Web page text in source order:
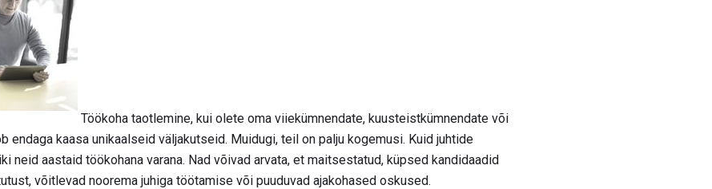
Töökoha taotlemine, kui olete oma viiekümnendate, kuusteistkümnendate või
endaga kaasa unikaalseid väljakutseid. Muidugi, teil on palju kogemusi. Kuid juhtide
neid aastaid töökohana varana. Nad võivad arvata, et maitsestatud, küpsed kandidaadid
võitlevad noorema juhiga töötamise või puuduvad ajakohased oskused.